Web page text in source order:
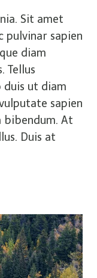
Sit amet
pulvinar sapien
diam
Tellus
ut diam
sapien
bibendum. At
Duis at